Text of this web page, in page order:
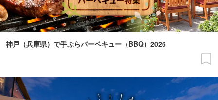
神戸（兵庫県）で手ぶらバーベキュー（BBQ）2026